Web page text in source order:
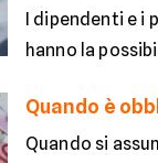
I dipendenti e i
hanno la
Quando è
Quando si